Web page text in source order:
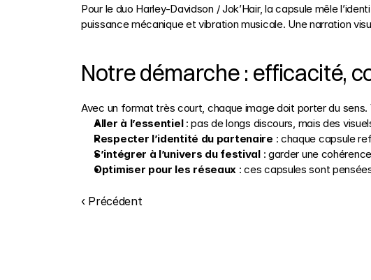
Pour le duo Harley-Davidson / Jok’Hair, la capsule mêle
puissance mécanique et vibration musicale. Une narration
Notre démarche : efficacité,
Avec un format très court, chaque image doit porter du sens.
Aller à l’essentiel : pas de longs discours, mais des
Respecter l’identité du partenaire : chaque capsule
S’intégrer à l’univers du festival : garder une
Optimiser pour les réseaux : ces capsules sont
‹ Précédent